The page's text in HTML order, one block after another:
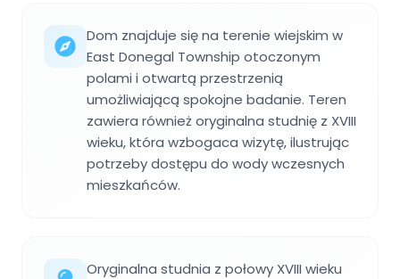
Dom znajduje się na terenie wiejskim w
East Donegal Township otoczonym
polami i otwartą przestrzenią
umożliwiającą spokojne badanie. Teren
zawiera również oryginalna studnię z XVIII
wieku, która wzbogaca wizytę, ilustrując
potrzeby dostępu do wody wczesnych
mieszkańców.
Oryginalna studnia z połowy XVIII wieku